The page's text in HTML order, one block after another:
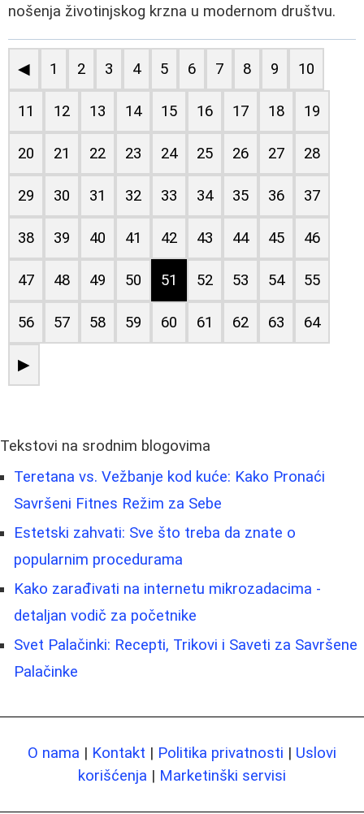
nošenja životinjskog krzna u modernom društvu.
◀ 1 2 3 4 5 6 7 8 9 10
11 12 13 14 15 16 17 18 19
20 21 22 23 24 25 26 27 28
29 30 31 32 33 34 35 36 37
38 39 40 41 42 43 44 45 46
47 48 49 50 51 52 53 54 55
56 57 58 59 60 61 62 63 64
▶
Tekstovi na srodnim blogovima
Teretana vs. Vežbanje kod kuće: Kako Pronaći
Savršeni Fitnes Režim za Sebe
Estetski zahvati: Sve što treba da znate o
popularnim procedurama
Kako zarađivati na internetu mikrozadacima -
detaljan vodič za početnike
Svet Palačinki: Recepti, Trikovi i Saveti za Savršene
Palačinke
O nama | Kontakt | Politika privatnosti | Uslovi
korišćenja | Marketinški servisi